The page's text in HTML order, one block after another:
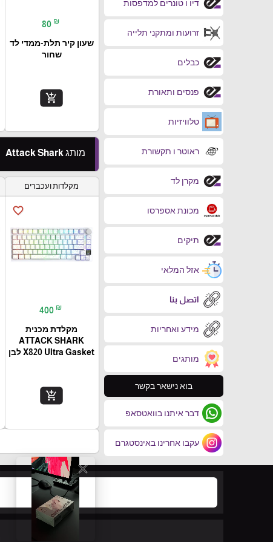
דיו ו טונרים למדפסות
זרועות ומתקני תלייה
כבלים
פנסים ותאורת
טלוויזיות
ראוטר ו תקשורת
מקרן לד
מכונת אספרסו
תיקים
אזל המלאי
اتصل بنا
מידע ואחריות
מותגים
בוא נישאר בקשר
דבר איתנו בוואטסאפ
עקבו אחרינו באינסטגרם
close
80 ₪
שעון קיר תלת-ממדי לד
שחור
add_shopping_cart
מותג Attack Shark
מקלדות ועכברים
favorite_border
400 ₪
מקלדת מכנית
ATTACK SHARK
X820 Ultra Gasket לבן
add_shopping_cart